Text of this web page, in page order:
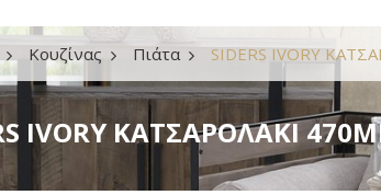
Κουζίνας Πιάτα SIDERS IVORY
IVORY ΚΑΤΣΑΡΟΛΑΚΙ